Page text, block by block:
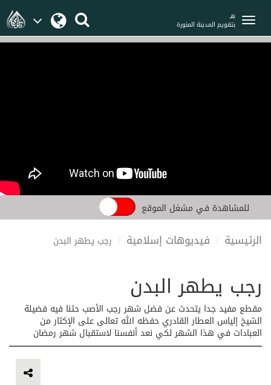
هـ
بتقويم المدينة المنورة
للمشاهدة في مشغل الموقع
الرئيسية فيديوهات إسلامية رجب يطهر البدن
رجب يطهر البدن
مقطع مفيد جدا يتحدث عن فضل شهر رجب الأصب حثنا فيه فضيلة
الشيخ إلياس العطار القادري حفظه الله تعالى على الإكثار من
العبادات في هذا الشهر لكي نعد أنفسنا لاستقبال شهر رمضان